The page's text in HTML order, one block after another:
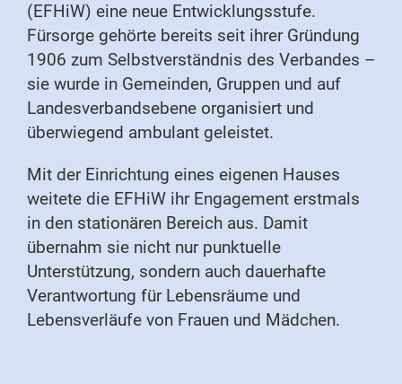
(EFHiW) eine neue Entwicklungsstufe.
Fürsorge gehörte bereits seit ihrer Gründung
1906 zum Selbstverständnis des Verbandes –
sie wurde in Gemeinden, Gruppen und auf
Landesverbandsebene organisiert und
überwiegend ambulant geleistet.
Mit der Einrichtung eines eigenen Hauses
weitete die EFHiW ihr Engagement erstmals
in den stationären Bereich aus. Damit
übernahm sie nicht nur punktuelle
Unterstützung, sondern auch dauerhafte
Verantwortung für Lebensräume und
Lebensverläufe von Frauen und Mädchen.